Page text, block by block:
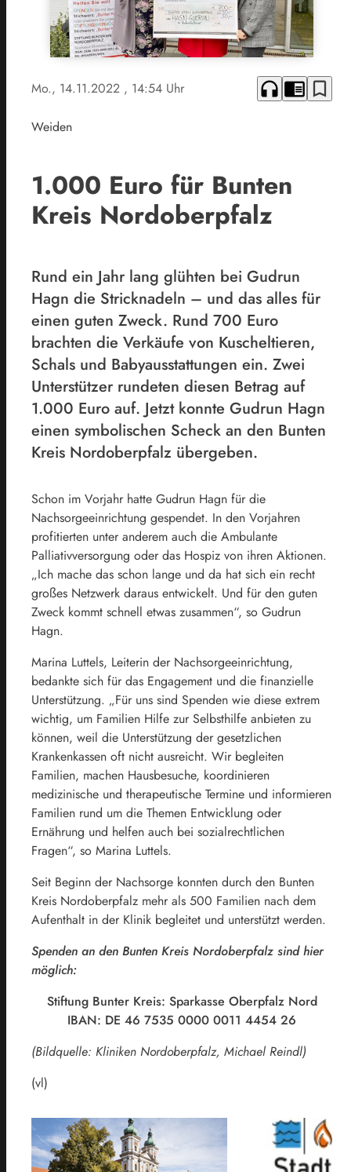
Mo., 14.11.2022 , 14:54 Uhr headphones chrome_reader_mode bookmark_border
Weiden
1.000 Euro für Bunten
Kreis Nordoberpfalz
Rund ein Jahr lang glühten bei Gudrun
Hagn die Stricknadeln – und das alles für
einen guten Zweck. Rund 700 Euro
brachten die Verkäufe von Kuscheltieren,
Schals und Babyausstattungen ein. Zwei
Unterstützer rundeten diesen Betrag auf
1.000 Euro auf. Jetzt konnte Gudrun Hagn
einen symbolischen Scheck an den Bunten
Kreis Nordoberpfalz übergeben.
Schon im Vorjahr hatte Gudrun Hagn für die
Nachsorgeeinrichtung gespendet. In den Vorjahren
profitierten unter anderem auch die Ambulante
Palliativversorgung oder das Hospiz von ihren Aktionen.
„Ich mache das schon lange und da hat sich ein recht
großes Netzwerk daraus entwickelt. Und für den guten
Zweck kommt schnell etwas zusammen“, so Gudrun
Hagn.
Marina Luttels, Leiterin der Nachsorgeeinrichtung,
bedankte sich für das Engagement und die finanzielle
Unterstützung. „Für uns sind Spenden wie diese extrem
wichtig, um Familien Hilfe zur Selbsthilfe anbieten zu
können, weil die Unterstützung der gesetzlichen
Krankenkassen oft nicht ausreicht. Wir begleiten
Familien, machen Hausbesuche, koordinieren
medizinische und therapeutische Termine und informieren
Familien rund um die Themen Entwicklung oder
Ernährung und helfen auch bei sozialrechtlichen
Fragen“, so Marina Luttels.
Seit Beginn der Nachsorge konnten durch den Bunten
Kreis Nordoberpfalz mehr als 500 Familien nach dem
Aufenthalt in der Klinik begleitet und unterstützt werden.
Spenden an den Bunten Kreis Nordoberpfalz sind hier
möglich:
Stiftung Bunter Kreis: Sparkasse Oberpfalz Nord
IBAN: DE 46 7535 0000 0011 4454 26
(Bildquelle: Kliniken Nordoberpfalz, Michael Reindl)
(vl)